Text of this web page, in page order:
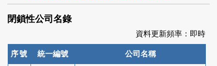
索
閉鎖性公司名錄
資料更新頻率：即時
序號 統一編號 公司名稱